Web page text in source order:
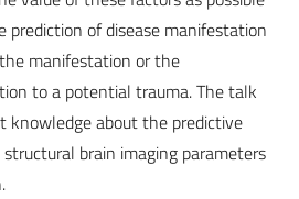
prediction of disease manifestation
manifestation or the
to a potential trauma. The talk
knowledge about the predictive
brain imaging parameters